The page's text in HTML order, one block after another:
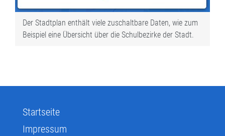
Der Stadtplan enthält viele zuschaltbare Daten, wie zum
Beispiel eine Übersicht über die Schulbezirke der Stadt.
Startseite
Impressum